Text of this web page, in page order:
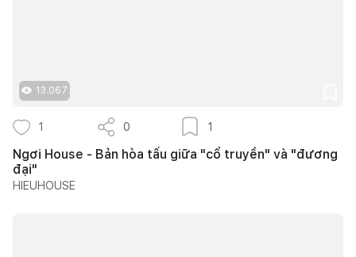
13.067
1 0 1
Ngơi House - Bản hòa tấu giữa "cổ truyền" và "đương
đại"
HIEUHOUSE